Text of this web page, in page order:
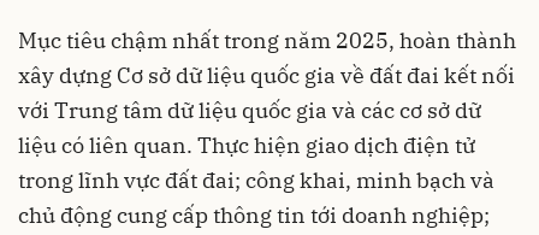
Mục tiêu chậm nhất trong năm 2025, hoàn thành
xây dựng Cơ sở dữ liệu quốc gia về đất đai kết nối
với Trung tâm dữ liệu quốc gia và các cơ sở dữ
liệu có liên quan. Thực hiện giao dịch điện tử
trong lĩnh vực đất đai; công khai, minh bạch và
chủ động cung cấp thông tin tới doanh nghiệp;